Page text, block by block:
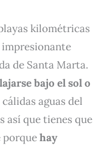
kilométricas
impresionante
de Santa Marta.
bajo el sol o
cálidas aguas del
así que tienes que
porquehay